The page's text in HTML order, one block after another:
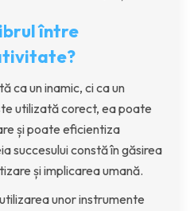
între
ca un inamic, ci ca un
utilizată corect, ea poate
și poate eficientiza
succesului constă în găsirea
și implicarea umană.
unor instrumente